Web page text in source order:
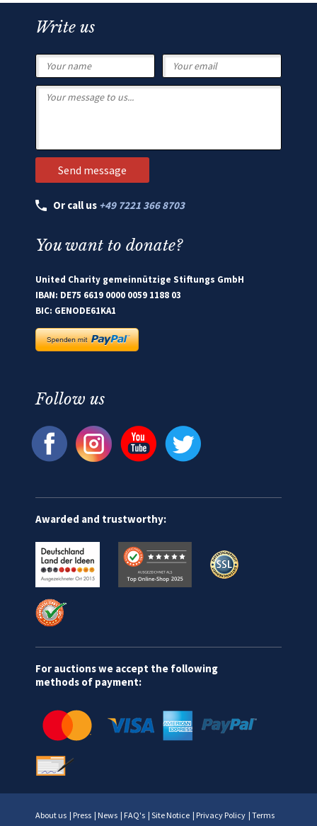
Write us
Or call us +49 7221 366 8703
You want to donate?
United Charity gemeinnützige Stiftungs GmbH
IBAN: DE75 6619 0000 0059 1188 03
BIC: GENODE61KA1
Follow us
Awarded and trustworthy:
For auctions we accept the following
methods of payment:
About us | Press | News | FAQ's | Site Notice | Privacy Policy | Terms